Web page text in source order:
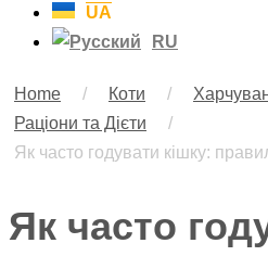
UA
RU
Home / Коти /
Раціони та Дієти
/
Як часто годувати кішку:
Як часто